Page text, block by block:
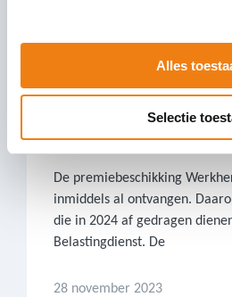
Alles
Selectie
Controleer uw
Werkhervattingskas
De premiebeschikking
inmiddels al ontvangen.
die in 2024 af gedragen
Belastingdienst. De
28 november 2023